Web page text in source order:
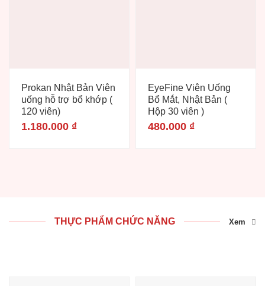
Prokan Nhật Bản Viên
uống hỗ trợ bổ khớp (
120 viên)
1.180.000 ₫
EyeFine Viên Uống
Bổ Mắt, Nhật Bản (
Hộp 30 viên )
480.000 ₫
THỰC PHẨM CHỨC NĂNG Xem